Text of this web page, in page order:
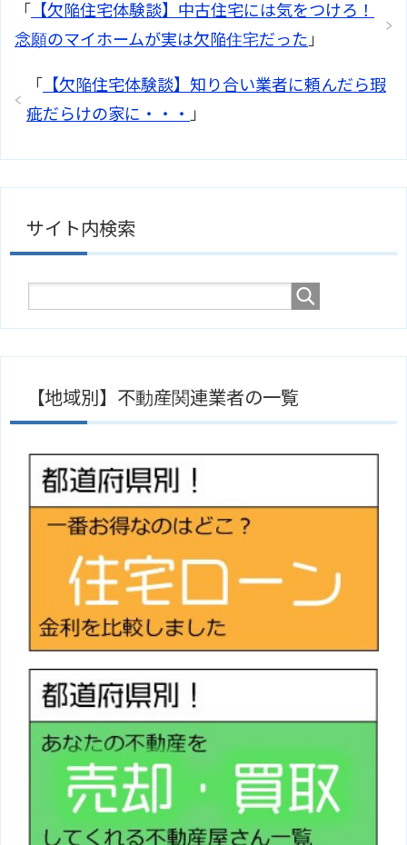
「
【欠陥住宅体験談】中古住宅には気をつけろ！
念願のマイホームが実は欠陥住宅だった」
「
【欠陥住宅体験談】知り合い業者に頼んだら瑕
疵だらけの家に・・・ 」
サイト内検索
【地域別】不動産関連業者の一覧